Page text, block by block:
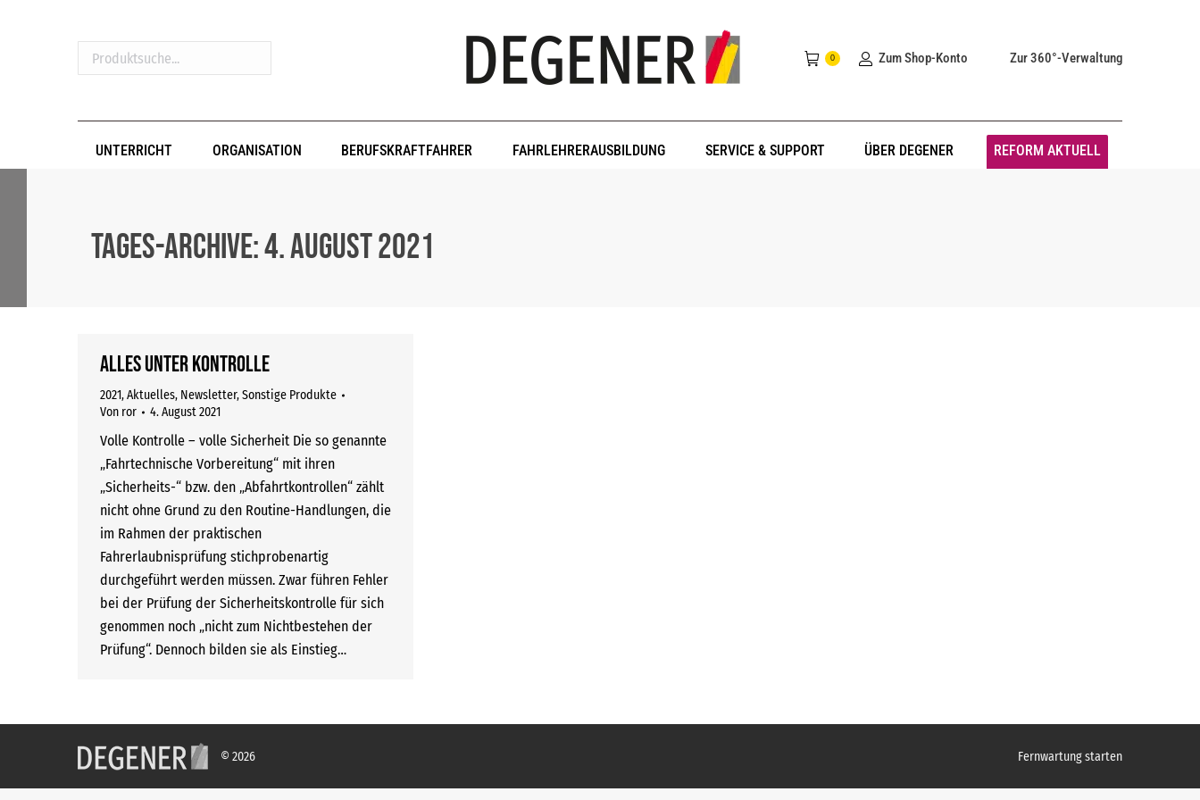
Produktsuche...
0 Zum Shop-Konto Zur 360°-Verwaltung
UNTERRICHT ORGANISATION BERUFSKRAFTFAHRER FAHRLEHRERAUSBILDUNG SERVICE & SUPPORT ÜBER DEGENER REFORM AKTUELL
Tages-Archive:4. August 2021
Alles unter Kontrolle
2021,Aktuelles, Newsletter,Sonstige Produkte
Von ror 4. August 2021
Volle Kontrolle – volle Sicherheit Die so genannte
„Fahrtechnische Vorbereitung“ mit ihren
„Sicherheits-“ bzw. den „Abfahrtkontrollen“ zählt
nicht ohne Grund zu den Routine-Handlungen, die
im Rahmen der praktischen
Fahrerlaubnisprüfung stichprobenartig
durchgeführt werden müssen. Zwar führen Fehler
bei der Prüfung der Sicherheitskontrolle für sich
genommen noch „nicht zum Nichtbestehen der
Prüfung“. Dennoch bilden sie als Einstieg…
© 2026 Fernwartung starten